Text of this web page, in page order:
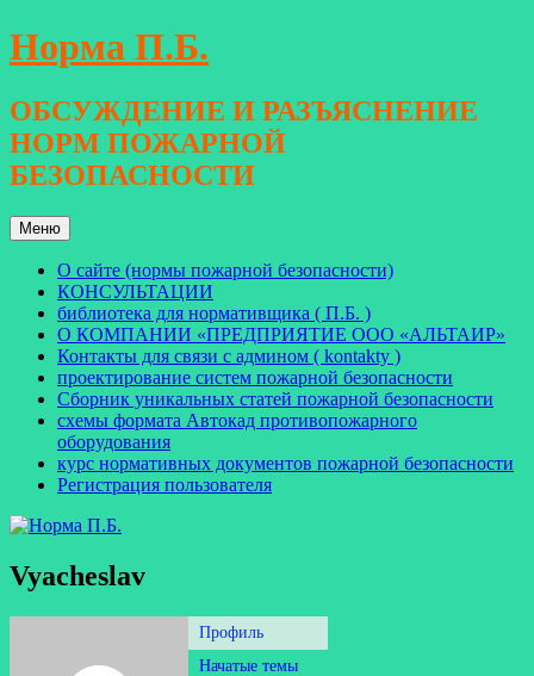
Перейти
к
Норма П.Б.
ОБСУЖДЕНИЕ И РАЗЪЯСНЕНИЕ
НОРМ ПОЖАРНОЙ
БЕЗОПАСНОСТИ
Меню
О сайте (нормы пожарной безопасности)
КОНСУЛЬТАЦИИ
библиотека для нормативщика ( П.Б. )
О КОМПАНИИ «ПРЕДПРИЯТИЕ ООО «АЛЬТАИР»
Контакты для связи с админом ( kontakty )
проектирование систем пожарной безопасности
Сборник уникальных статей пожарной безопасности
схемы формата Автокад противопожарного
оборудования
курс нормативных документов пожарной безопасности
Регистрация пользователя
Vyacheslav
Профиль
Начатые темы